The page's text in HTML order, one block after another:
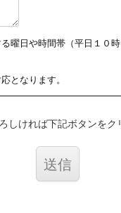
曜日や時間帯（平日１０
となります。
しければ下記ボタンをク